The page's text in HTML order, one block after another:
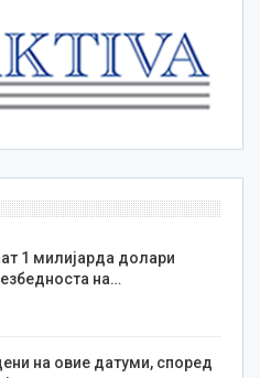
1 милијарда долари
на…
на овие датуми, според